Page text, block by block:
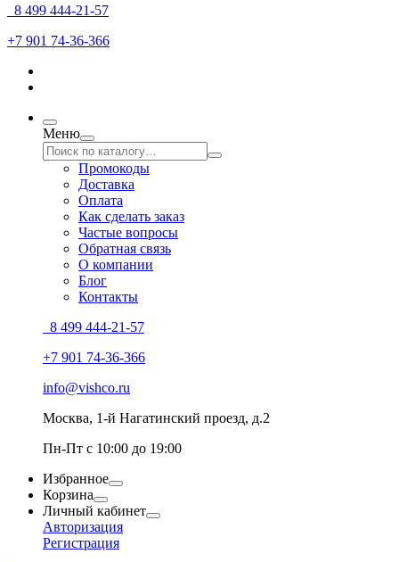
8 499 444-21-57
+7 901 74-36-366
Меню
Промокоды
Доставка
Оплата
Как сделать заказ
Частые вопросы
Обратная связь
О компании
Блог
Контакты
8 499 444-21-57
+7 901 74-36-366
info@vishco.ru
Москва, 1-й Нагатинский проезд, д.2
Пн-Пт с 10:00 до 19:00
Избранное
Корзина
Личный кабинет
Авторизация
Регистрация